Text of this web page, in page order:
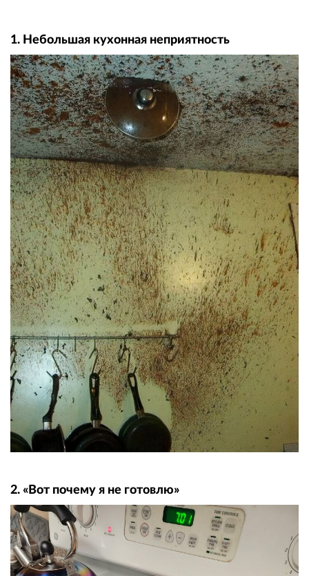
1. Небольшая кухонная неприятность
2. «Вот почему я не готовлю»